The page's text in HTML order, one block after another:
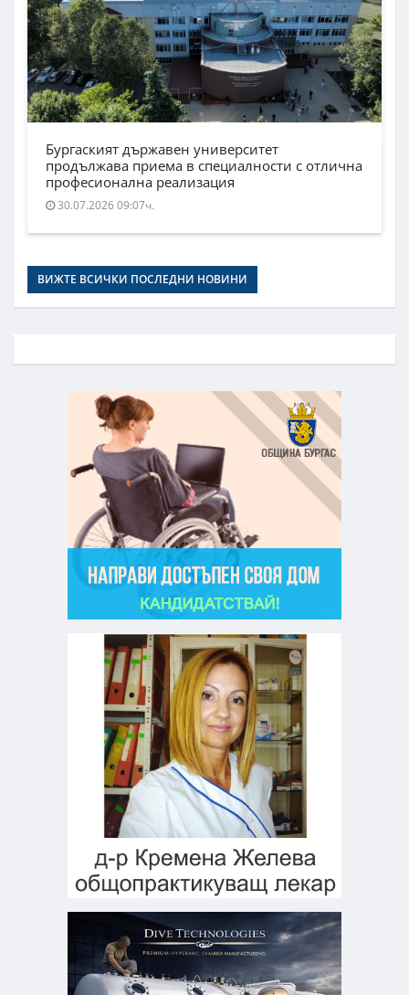
Бургаският държавен университет
продължава приема в специалности с отлична
професионална реализация
30.07.2026 09:07ч.
ВИЖТЕ ВСИЧКИ ПОСЛЕДНИ НОВИНИ